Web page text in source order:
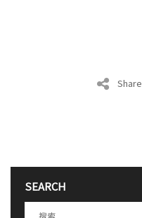
Share
SEARCH